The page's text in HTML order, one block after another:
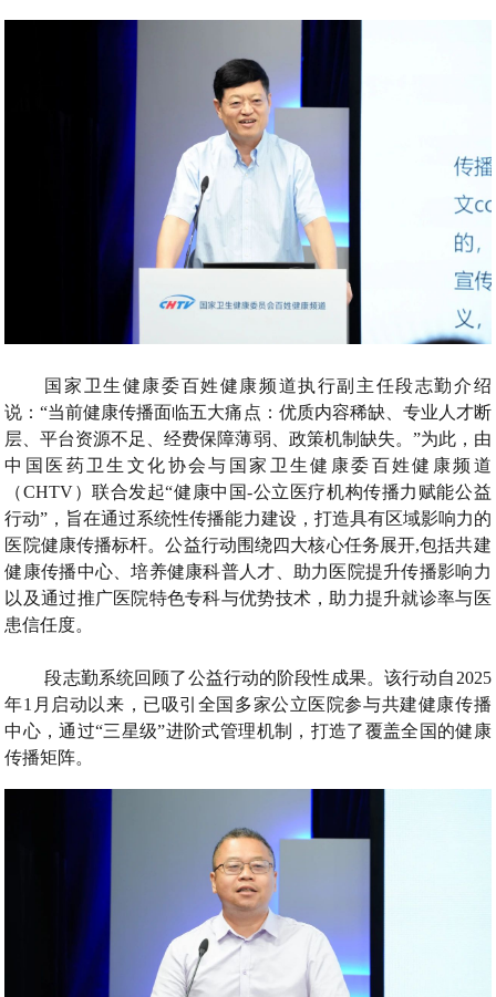
国家卫生健康委百姓健康频道执行副主任段志勤介绍
说：“当前健康传播面临五大痛点：优质内容稀缺、专业人才断
层、平台资源不足、经费保障薄弱、政策机制缺失。”为此，由
中国医药卫生文化协会与国家卫生健康委百姓健康频道
（CHTV）联合发起“健康中国-公立医疗机构传播力赋能公益
行动”，旨在通过系统性传播能力建设，打造具有区域影响力的
医院健康传播标杆。公益行动围绕四大核心任务展开,包括共建
健康传播中心、培养健康科普人才、助力医院提升传播影响力
以及通过推广医院特色专科与优势技术，助力提升就诊率与医
患信任度。
段志勤系统回顾了公益行动的阶段性成果。该行动自2025
年1月启动以来，已吸引全国多家公立医院参与共建健康传播
中心，通过“三星级”进阶式管理机制，打造了覆盖全国的健康
传播矩阵。